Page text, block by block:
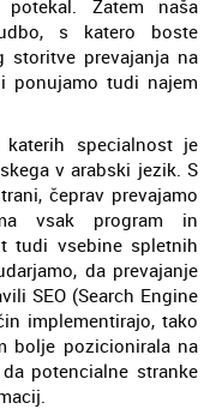
Zatem naša
s katero boste
storitve prevajanja na
ponujamo tudi najem
specialnost je
v arabski jezik. S
čeprav prevajamo
vsak program in
tudi vsebine spletnih
da prevajanje
SEO (Search Engine
implementirajo, tako
bolje pozicionirala na
potencialne stranke